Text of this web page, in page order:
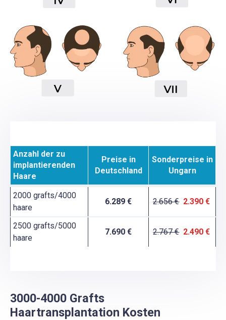
Anzahl der zu
implantierenden
Haare
Preise in
Deutschland
Sonderpreise in
Ungarn
2000 grafts/4000
haare
6.289 € 2.656 € 2.390 €
2500 grafts/5000
haare
7.690 € 2.767 € 2.490 €
3000-4000 Grafts
Haartransplantation Kosten